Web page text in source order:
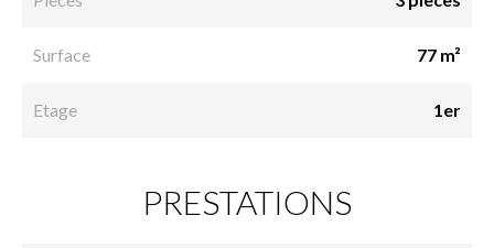
Surface 77 m²
Etage 1er
PRESTATIONS